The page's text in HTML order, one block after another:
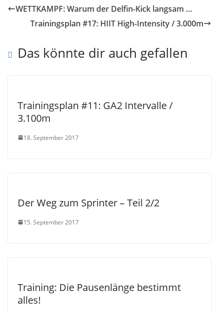
WETTKAMPF: Warum der Delfin-Kick langsam …
Trainingsplan #17: HIIT High-Intensity / 3.000m
Das könnte dir auch gefallen
Trainingsplan #11: GA2 Intervalle /
3.100m
18. September 2017
Der Weg zum Sprinter – Teil 2/2
15. September 2017
Training: Die Pausenlänge bestimmt
alles!